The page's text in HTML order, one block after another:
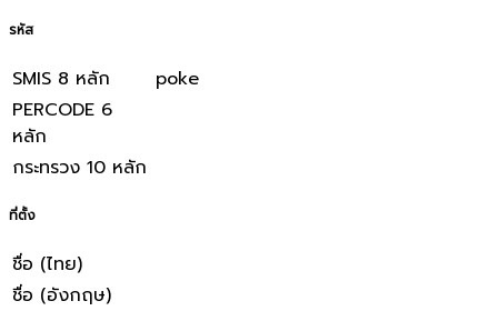
รหัส
SMIS 8 หลัก
poke
PERCODE 6
หลัก
กระทรวง 10 หลัก
ที่ตั้ง
ชื่อ (ไทย)
ชื่อ (อังกฤษ)